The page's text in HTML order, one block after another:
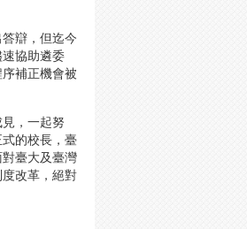
辯，但迄今
協助遴委
補正機會被
，一起努
的校長，臺
臺大及臺灣
改革，絕對